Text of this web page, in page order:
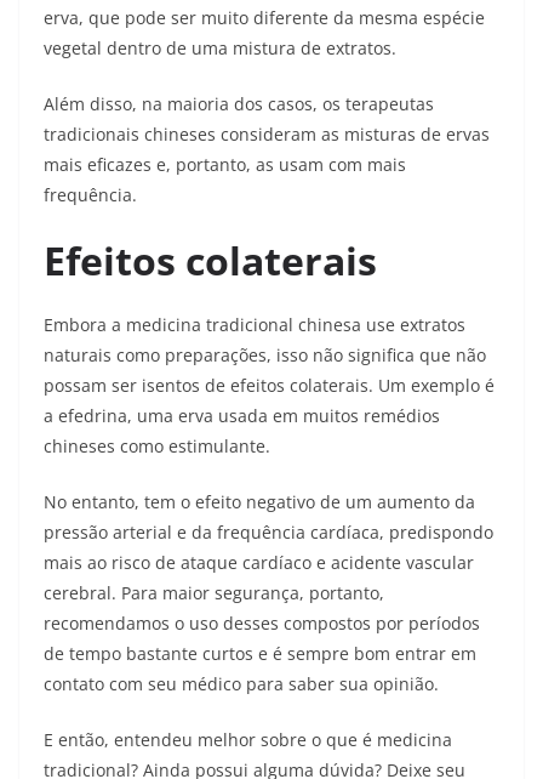
erva, que pode ser muito diferente da mesma espécie
vegetal dentro de uma mistura de extratos.
Além disso, na maioria dos casos, os terapeutas
tradicionais chineses consideram as misturas de ervas
mais eficazes e, portanto, as usam com mais
frequência.
Efeitos colaterais
Embora a medicina tradicional chinesa use extratos
naturais como preparações, isso não significa que não
possam ser isentos de efeitos colaterais. Um exemplo é
a efedrina, uma erva usada em muitos remédios
chineses como estimulante.
No entanto, tem o efeito negativo de um aumento da
pressão arterial e da frequência cardíaca, predispondo
mais ao risco de ataque cardíaco e acidente vascular
cerebral. Para maior segurança, portanto,
recomendamos o uso desses compostos por períodos
de tempo bastante curtos e é sempre bom entrar em
contato com seu médico para saber sua opinião.
E então, entendeu melhor sobre o que é medicina
tradicional? Ainda possui alguma dúvida? Deixe seu